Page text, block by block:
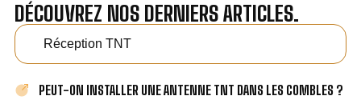
DÉCOUVREZ NOS DERNIERS ARTICLES.
Réception TNT
PEUT-ON INSTALLER UNE ANTENNE TNT DANS LES COMBLES ?